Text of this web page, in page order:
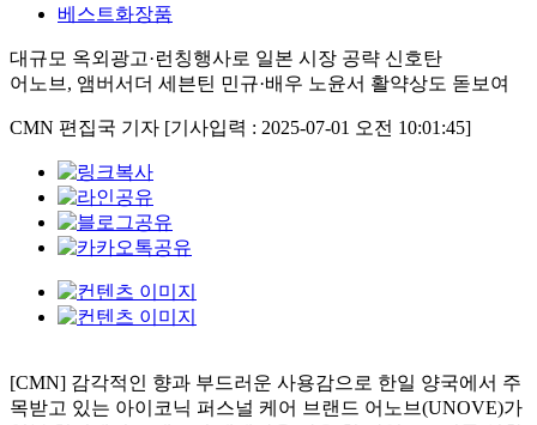
베스트화장품
대규모 옥외광고·런칭행사로 일본 시장 공략 신호탄
어노브, 앰버서더 세븐틴 민규·배우 노윤서 활약상도 돋보여
CMN 편집국 기자 [기사입력 : 2025-07-01 오전 10:01:45]
[CMN] 감각적인 향과 부드러운 사용감으로 한일 양국에서 주
목받고 있는 아이코닉 퍼스널 케어 브랜드 어노브(UNOVE)가